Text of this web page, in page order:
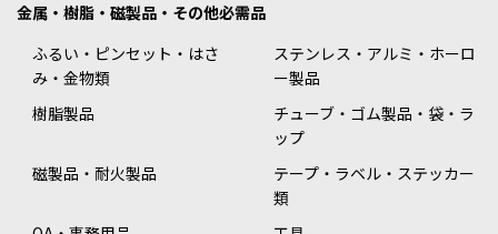
金属・樹脂・磁製品・その他必需品
ふるい・ピンセット・はさ
み・金物類
ステンレス・アルミ・ホーロ
ー製品
樹脂製品
チューブ・ゴム製品・袋・ラ
ップ
磁製品・耐火製品
テープ・ラベル・ステッカー
類